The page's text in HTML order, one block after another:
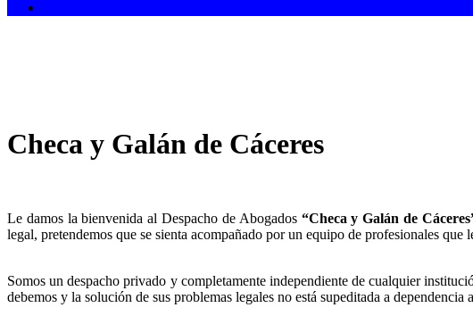
Checa y Galán de Cáceres
Le damos la bienvenida al Despacho de Abogados “Checa y Galán de
legal, pretendemos que se sienta acompañado por un equipo de profesionales
Somos un despacho privado y completamente independiente de cualquier
debemos y la solución de sus problemas legales no está supeditada a dependencia